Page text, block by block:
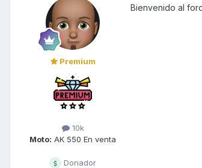
Premium
10k
Moto: AK 550 En venta
Donador
Bienvenido al